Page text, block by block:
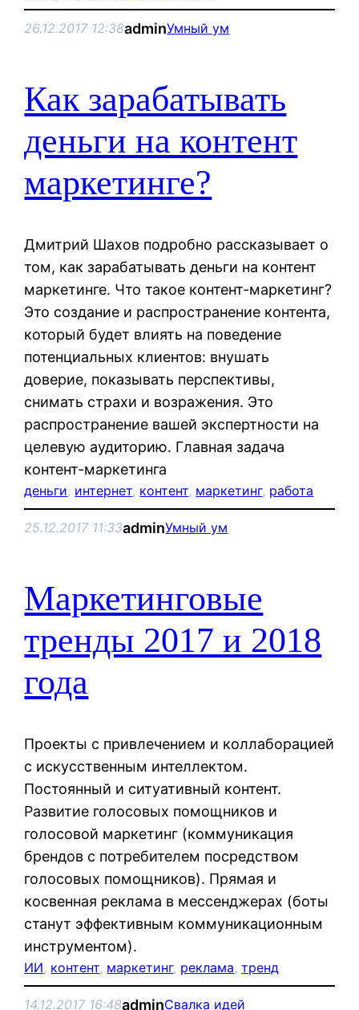
26.12.2017 12:38adminУмный ум
Как зарабатывать
деньги на контент
маркетинге?
Дмитрий Шахов подробно рассказывает о
том, как зарабатывать деньги на контент
маркетинге. Что такое контент-маркетинг?
Это создание и распространение контента,
который будет влиять на поведение
потенциальных клиентов: внушать
доверие, показывать перспективы,
снимать страхи и возражения. Это
распространение вашей экспертности на
целевую аудиторию. Главная задача
контент-маркетинга
деньги, интернет, контент, маркетинг, работа
25.12.2017 11:33adminУмный ум
Маркетинговые
тренды 2017 и 2018
года
Проекты с привлечением и коллаборацией
с искусственным интеллектом.
Постоянный и ситуативный контент.
Развитие голосовых помощников и
голосовой маркетинг (коммуникация
брендов с потребителем посредством
голосовых помощников). Прямая и
косвенная реклама в мессенджерах (боты
станут эффективным коммуникационным
инструментом).
ИИ, контент, маркетинг, реклама, тренд
14.12.2017 16:48adminСвалка идей